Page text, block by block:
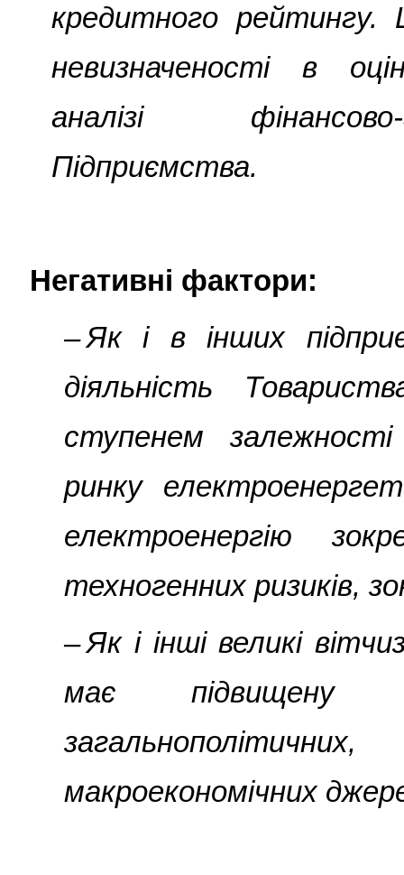
кредитного рейтингу.
невизначеності в
аналізі фінансово-
Підприємства.
Негативні фактори:
– Як і в інших
діяльність
ступенем
ринку
електроенергію
техногенних ризиків,
– Як і інші великі
має підвищену
макроекономічних